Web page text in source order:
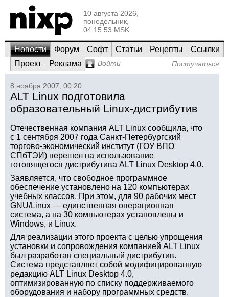
10 августа 2026,
понедельник,
04:15:53 MSK
Новости Форум Софт Статьи Рецепты
Ссылки
Проект
Реклама Войти Постучаться
8 ноября 2007, 00:20
ALT Linux подготовила
образовательный Linux-дистрибутив
Отечественная компания ALT Linux сообщила, что
с 1 сентября 2007 года Санкт-Петербургский
торгово-экономический институт (ГОУ ВПО
СПбТЭИ) перешел на использование
готовящегося дистрибутива ALT Linux Desktop 4.0.
Заявляется, что свободное программное
обеспечение установлено на 120 компьютерах
учебных классов. При этом, для 90 рабочих мест
GNU/Linux — единственная операционная
система, а на 30 компьютерах установлены и
Windows, и Linux.
Для реализации этого проекта с целью упрощения
установки и сопровождения компанией ALT Linux
был разработан специальный дистрибутив.
Система представляет собой модифицированную
редакцию ALT Linux Desktop 4.0,
оптимизированную по списку поддерживаемого
оборудования и набору программных средств.